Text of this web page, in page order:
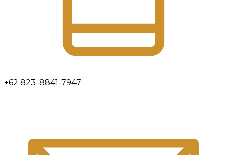
+62 823-8841-7947